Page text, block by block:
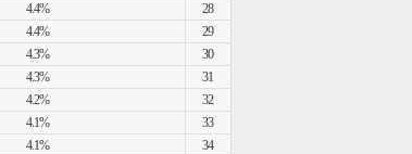
4.4%
28
4.4%
29
4.3%
30
4.3%
31
4.2%
32
4.1%
33
4.1%
34